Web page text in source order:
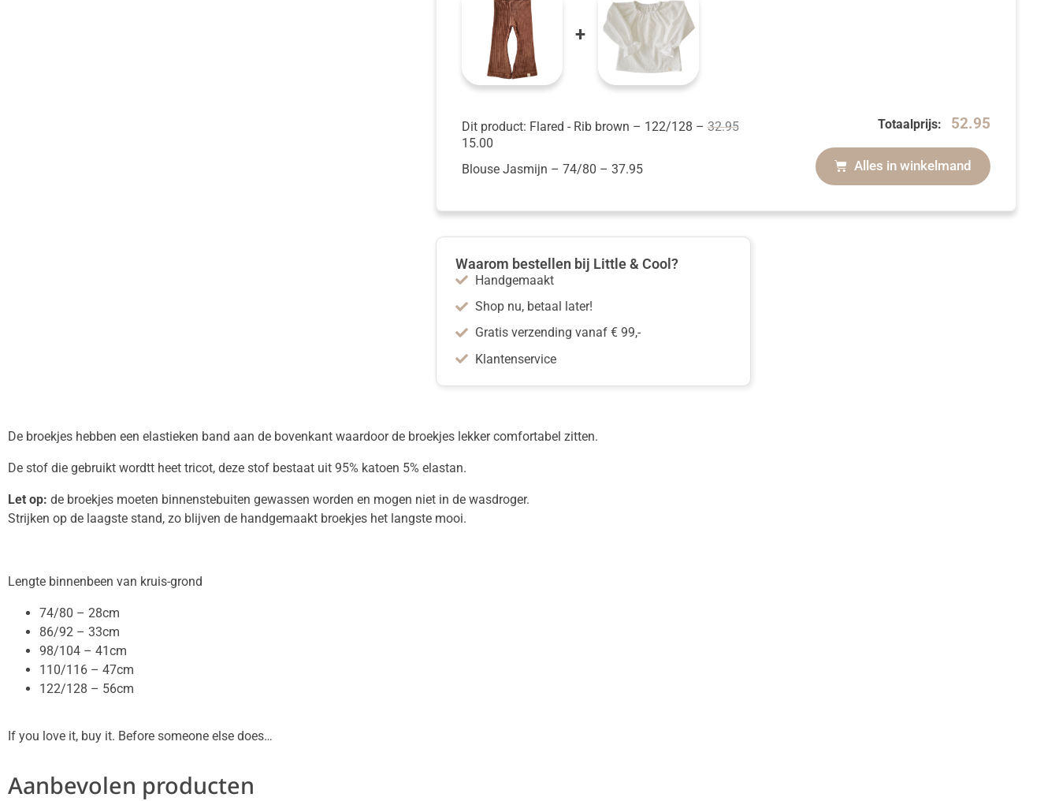
+
Totaalprijs: 52.95
Alles in winkelmand
Dit product: Flared - Rib brown – 122/128 –32.95
15.00
Blouse Jasmijn – 74/80 – 37.95
Waarom bestellen bij Little & Cool?
Handgemaakt
Shop nu, betaal later!
Gratis verzending vanaf € 99,-
Klantenservice
De broekjes hebben een elastieken band aan de bovenkant waardoor de broekjes lekker comfortabel zitten.
De stof die gebruikt wordtt heet tricot, deze stof bestaat uit 95% katoen 5% elastan.
Let op: de broekjes moeten binnenstebuiten gewassen worden en mogen niet in de wasdroger.
Strijken op de laagste stand, zo blijven de handgemaakt broekjes het langste mooi.
Lengte binnenbeen van kruis-grond
74/80 – 28cm
86/92 – 33cm
98/104 – 41cm
110/116 – 47cm
122/128 – 56cm
If you love it, buy it. Before someone else does…
Aanbevolen producten